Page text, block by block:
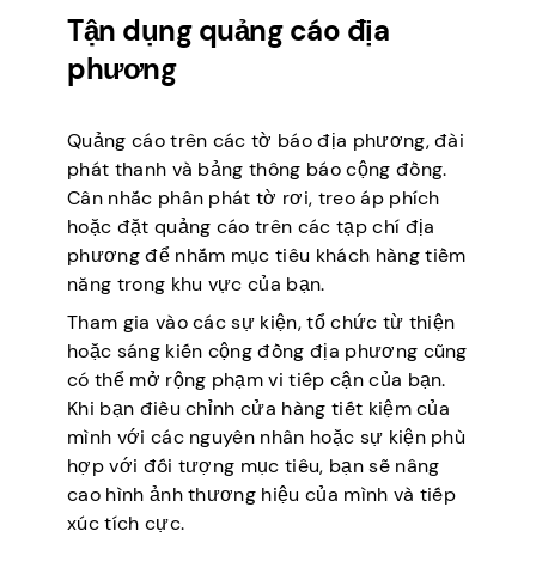
Tận dụng quảng cáo địa
phương
Quảng cáo trên các tờ báo địa phương, đài
phát thanh và bảng thông báo cộng đồng.
Cân nhắc phân phát tờ rơi, treo áp phích
hoặc đặt quảng cáo trên các tạp chí địa
phương để nhắm mục tiêu khách hàng tiềm
năng trong khu vực của bạn.
Tham gia vào các sự kiện, tổ chức từ thiện
hoặc sáng kiến cộng đồng địa phương cũng
có thể mở rộng phạm vi tiếp cận của bạn.
Khi bạn điều chỉnh cửa hàng tiết kiệm của
mình với các nguyên nhân hoặc sự kiện phù
hợp với đối tượng mục tiêu, bạn sẽ nâng
cao hình ảnh thương hiệu của mình và tiếp
xúc tích cực.